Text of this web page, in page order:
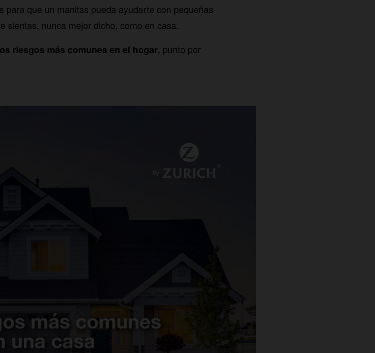
para que un manitas pueda ayudarte con pequeñas
sientas, nunca mejor dicho, como en casa.
riesgos más comunes en el hogar, punto por